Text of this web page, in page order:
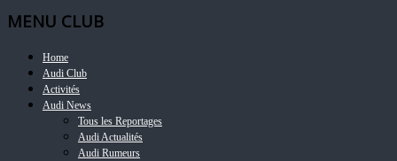
MENU CLUB
Home
Audi Club
Activités
Audi News
Tous les Reportages
Audi Actualités
Audi Rumeurs